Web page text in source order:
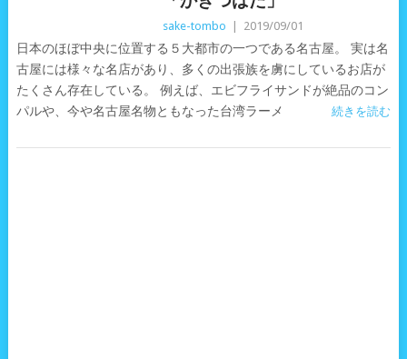
sake-tombo 2019/09/01
日本のほぼ中央に位置する５大都市の一つである名古屋。 実は名
古屋には様々な名店があり、多くの出張族を虜にしているお店が
たくさん存在している。 例えば、エビフライサンドが絶品のコン
パルや、今や名古屋名物ともなった台湾ラーメ
続きを読む